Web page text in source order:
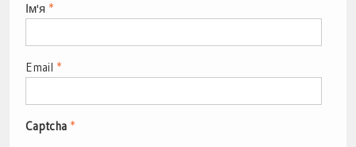
Ім'я *
Email *
Captcha *